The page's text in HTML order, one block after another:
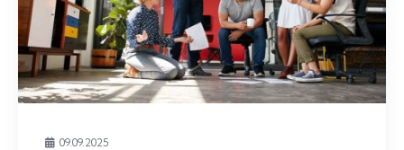
09.09.2025